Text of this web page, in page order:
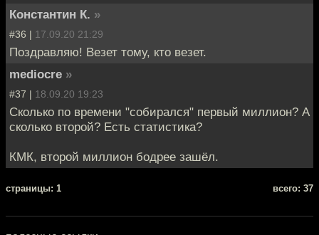
Константин К. »
#36 | 17.09.20 21:29
Поздравляю! Везет тому, кто везет.
mediocre »
#37 | 18.09.20 19:23
Сколько по времени "собирался" первый миллион? А
сколько второй? Есть статистика?
КМК, второй миллион бодрее зашёл.
cтраницы: 1 всего: 37